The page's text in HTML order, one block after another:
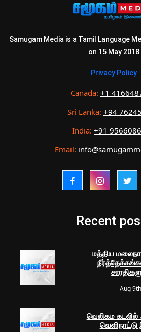
Samugam Media is a Tamil Language
on 15 May 2018
Privacy Policy
Canada: +1
Sri Lanka: +94
India: +91
Email:
Recent
மத்திய
Aug
வெலிகம கடலில்
வெளிநாட்டு